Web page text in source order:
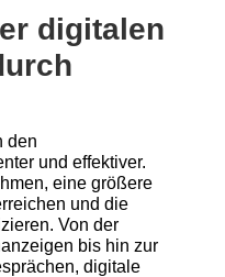
digitalen
den
und effektiver.
eine größere
und die
Von der
bis hin zur
digitale